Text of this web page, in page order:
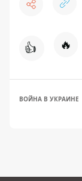
👍 🔥
ВОЙНА В УКРАИНЕ